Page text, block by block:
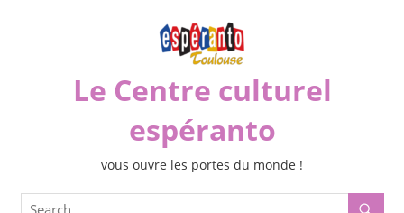
Le Centre culturel
espéranto
vous ouvre les portes du monde !